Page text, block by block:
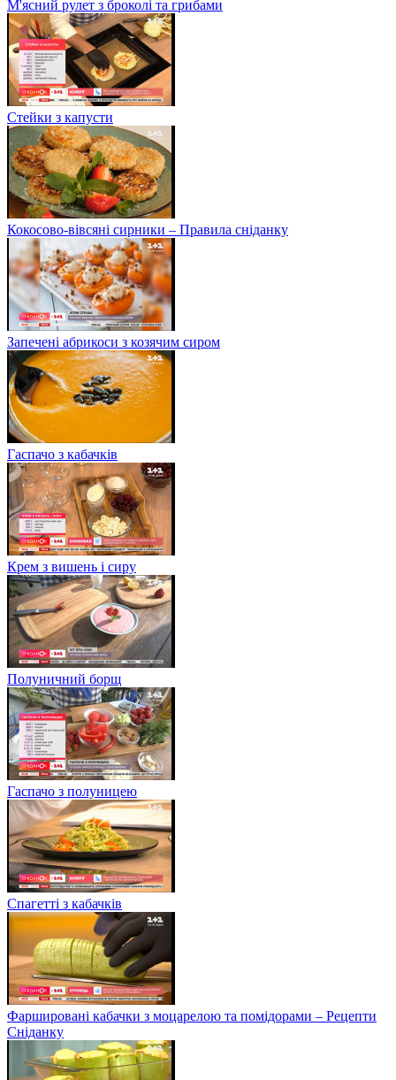
М'ясний рулет з броколі та грибами
Стейки з капусти
Кокосово-вівсяні сирники – Правила сніданку
Запечені абрикоси з козячим сиром
Гаспачо з кабачків
Крем з вишень і сиру
Полуничний борщ
Гаспачо з полуницею
Спагетті з кабачків
Фаршировані кабачки з моцарелою та помідорами – Рецепти
Сніданку